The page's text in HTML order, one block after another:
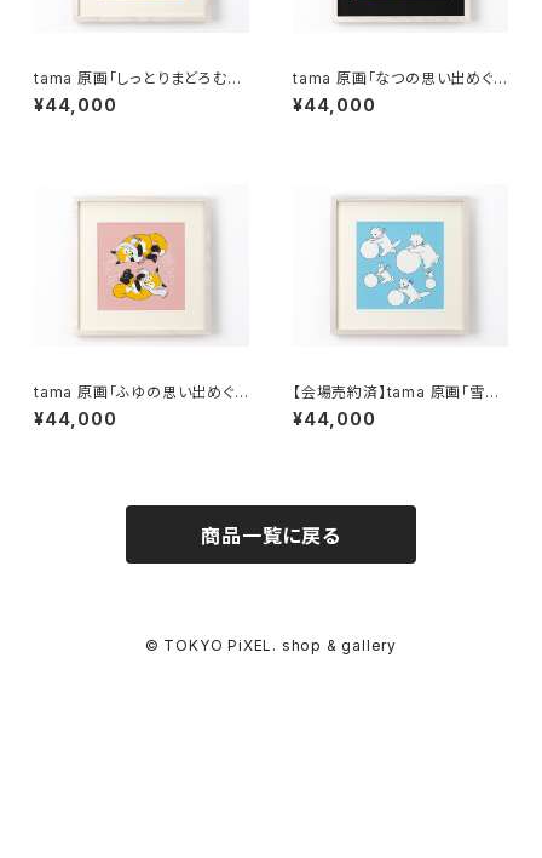
tama 原画「しっとりまどろむた
ゆたうコギツネ」 額付きサイン
入り
¥44,000
tama 原画「なつの思い出めぐ
り」 額付きサイン入り
¥44,000
tama 原画「ふゆの思い出めぐ
り」 額付きサイン入り
¥44,000
【会場売約済】tama 原画「雪玉
ころがしレース」 額付きサイン入
り
¥44,000
商品一覧に戻る
© TOKYO PiXEL. shop & gallery